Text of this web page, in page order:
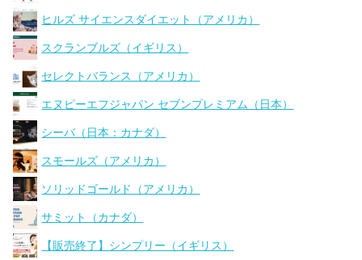
ヒルズ サイエンスダイエット（アメリカ）
スクランブルズ（イギリス）
セレクトバランス（アメリカ）
エヌピーエフジャパン セブンプレミアム（日本）
シーバ（日本：カナダ）
スモールズ（アメリカ）
ソリッドゴールド（アメリカ）
サミット（カナダ）
【販売終了】シンプリー（イギリス）